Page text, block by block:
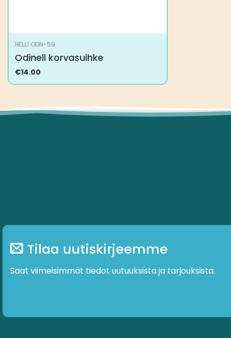
NELL1 ODN-59
Odinell korvasuihke
€14.00
Tilaa uutiskirjeemme
Saat viimeisimmät tiedot uutuuksista ja tarjouksista.